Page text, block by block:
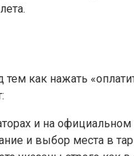
как нажать
и на
и выбор места в